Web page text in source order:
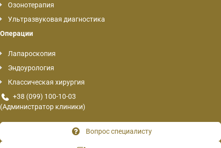
Озонотерапия
Ультразвуковая диагностика
Операции
Лапароскопия
Эндоурология
Классическая хирургия
+38 (099) 100-10-03
(Администратор клиники)
Вопрос специалисту